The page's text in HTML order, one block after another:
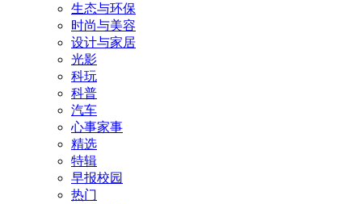
生态与环保
时尚与美容
设计与家居
光影
科玩
科普
汽车
心事家事
精选
特辑
早报校园
热门